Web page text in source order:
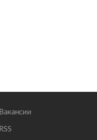
Вакансии
RSS